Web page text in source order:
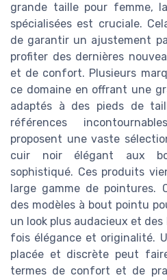
grande taille pour femme,
spécialisées est cruciale.
de garantir un ajustement
profiter des dernières
et de confort. Plusieurs
ce domaine en offrant une
adaptés à des pieds de
références
proposent une vaste
cuir noir élégant aux
sophistiqué. Ces produits
large gamme de pointures.
des modèles à bout pointu
un look plus audacieux et
fois élégance et originalité.
placée et discrète peut
termes de confort et de